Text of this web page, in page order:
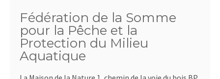
Fédération de la Somme
pour la Pêche et la
Protection du Milieu
Aquatique